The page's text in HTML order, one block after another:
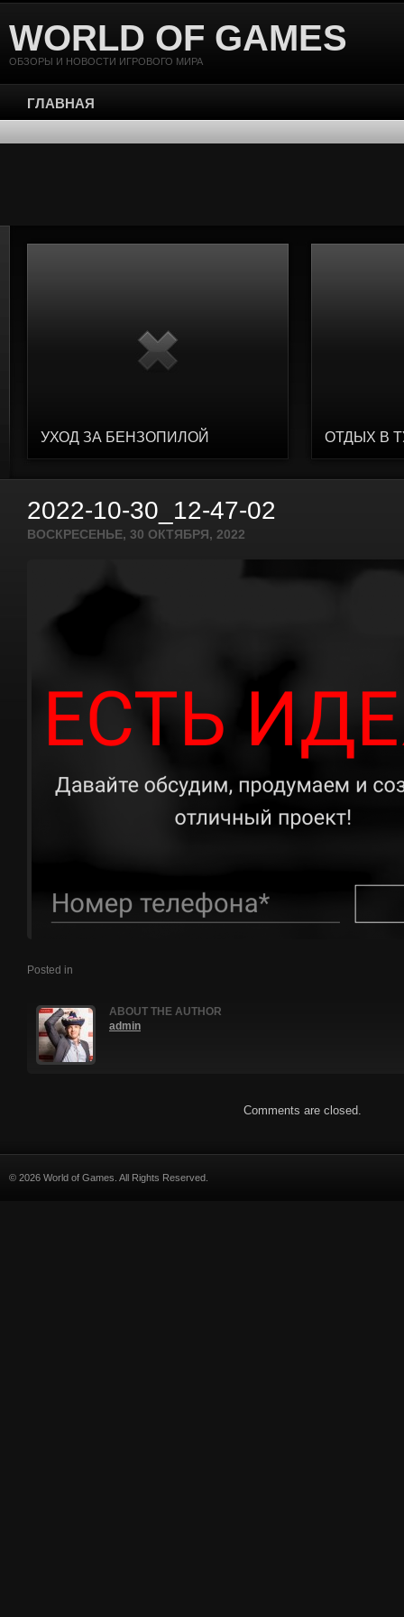
WORLD OF GAMES
ОБЗОРЫ И НОВОСТИ ИГРОВОГО МИРА
ГЛАВНАЯ
УХОД ЗА БЕНЗОПИЛОЙ ОТДЫХ В
2022-10-30_12-47-02
ВОСКРЕСЕНЬЕ, 30 ОКТЯБРЯ, 2022
Posted in
ABOUT THE AUTHOR
admin
Comments are closed.
© 2026 World of Games. All Rights Reserved.